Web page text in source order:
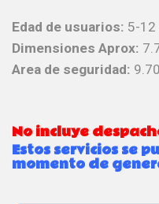
Edad de usuarios: 5-12
Dimensiones Aprox:
Area de seguridad:
No incluye
Estos servicios se
momento de